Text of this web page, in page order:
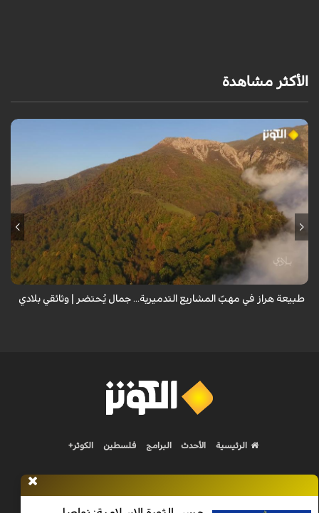
الأكثر مشاهدة
من قلب طبيعة هراز التي كانت يوماً من أجمل الموائل الطبيعية في إيران، يحذر
المعد من كارثة بيئية: "وحش الأعمال والمشاريع التدميرية تنهش بجسم
طبيعة هراز في مهبّ المشاريع التدميرية... جمال يُحتضر | وثائقي بلادي
الرئيسية الأحدث البرامج فلسطين الكوثر+